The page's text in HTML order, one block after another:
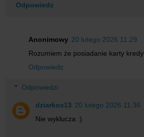
Odpowiedz
Anonimowy 20 lutego 2026 11:29
Rozumiem że posiadanie karty
Odpowiedz
Odpowiedzi
dziarkos13 20 lutego 2026 11:36
Nie wyklucza :)